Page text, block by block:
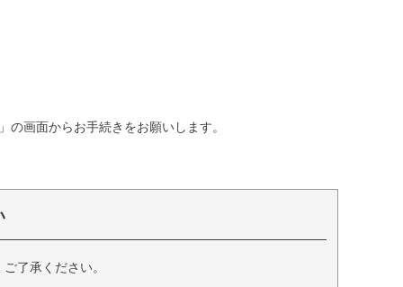
画面からお手続きをお願いします。
了承ください。